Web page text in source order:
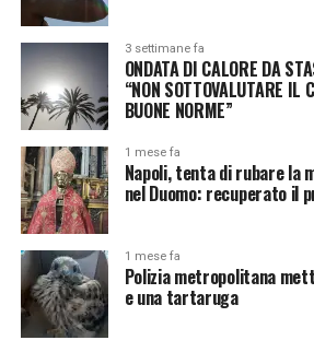
3 settimane fa
ONDATA DI CALORE DA
“NON SOTTOVALUTARE IL
BUONE NORME”
1 mese fa
Napoli, tenta di rubare la
nel Duomo: recuperato il
1 mese fa
Polizia metropolitana
e una tartaruga